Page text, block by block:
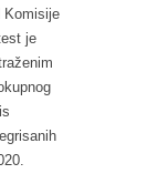
Komisije
je